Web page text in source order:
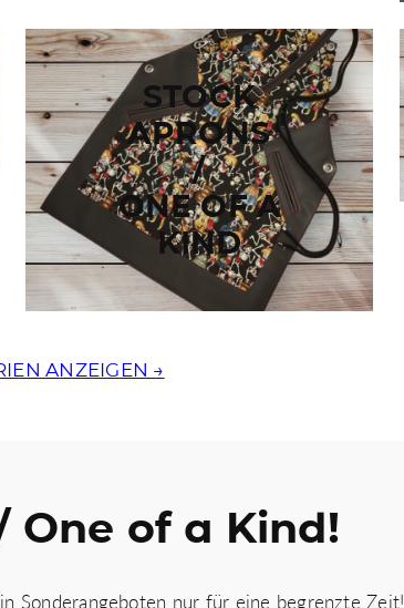
STOCK
APRONS
/
ONE OF A
KIND
ANZEIGEN →
One of a Kind!
Sonderangeboten nur für eine begrenzte Zeit!